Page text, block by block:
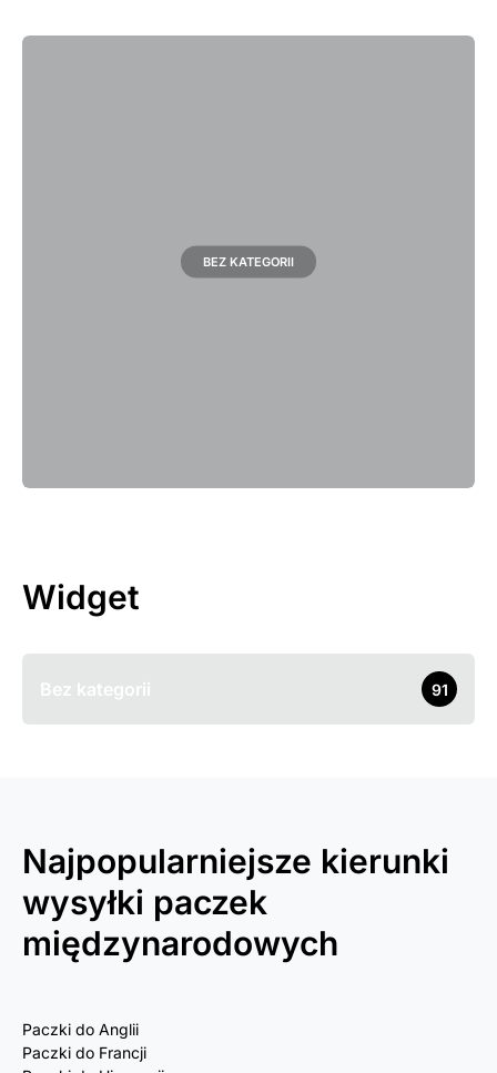
BEZ KATEGORII
Widget
Bez kategorii 91
Najpopularniejsze kierunki
wysyłki paczek
międzynarodowych
Paczki do Anglii
Paczki do Francji